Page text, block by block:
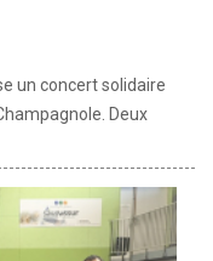
un concert solidaire
Deux